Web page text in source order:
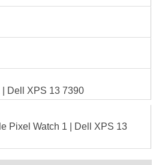
| Dell XPS 13 7390
Pixel Watch 1 | Dell XPS 13